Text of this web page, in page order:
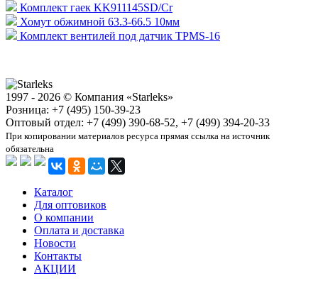
Комплект гаек KK911145SD/Cr
Хомут обжимной 63.3-66.5 10мм
Комплект вентилей под датчик TPMS-16
1997 - 2026 © Компания «Starleks»
Розница: +7 (495) 150-39-23
Оптовый отдел: +7 (499) 390-68-52, +7 (499) 394-20-33
При копировании материалов ресурса прямая ссылка на источник
обязательна
Каталог
Для оптовиков
О компании
Оплата и доставка
Новости
Контакты
АКЦИИ